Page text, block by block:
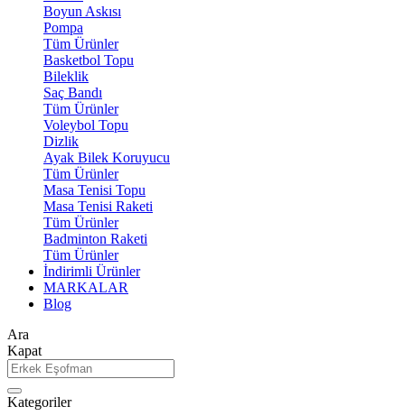
Boyun Askısı
Pompa
Tüm Ürünler
Basketbol Topu
Bileklik
Saç Bandı
Tüm Ürünler
Voleybol Topu
Dizlik
Ayak Bilek Koruyucu
Tüm Ürünler
Masa Tenisi Topu
Masa Tenisi Raketi
Tüm Ürünler
Badminton Raketi
Tüm Ürünler
İndirimli Ürünler
MARKALAR
Blog
Ara
Kapat
Kategoriler